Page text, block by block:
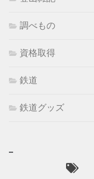
調べもの
資格取得
鉄道
鉄道グッズ